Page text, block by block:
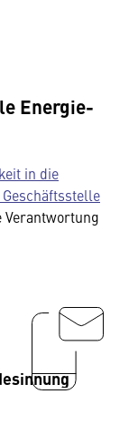
Energie-
in die